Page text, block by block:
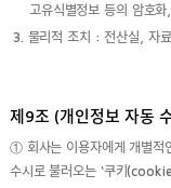
고유식별정보 등의 암호
3. 물리적 조치 : 전산실, 자
제9조 (개인정보 자동
① 회사는 이용자에게 개별적
수시로 불러오는 ‘쿠키